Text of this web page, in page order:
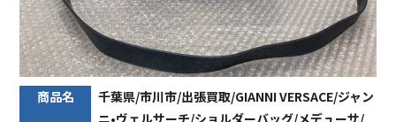
商品名
千葉県/市川市/出張買取/GIANNI VERSACE/ジャン
ニ•ヴェルサーチ/ショルダーバッグ/メデューサ/